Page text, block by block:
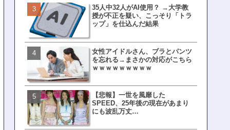
35人中32人がAI使用？ →大学教
授が不正を疑い、こっそり「トラ
ップ」を仕込んだ結果
女性アイドルさん、ブラとパンツ
を忘れる→まさかの対応がこちら
ｗｗｗｗｗｗｗｗｗ
【悲報】一世を風靡した
SPEED、25年後の現在があまり
にも波乱万丈…
皇族確保策、天皇陛下の一
界ピリつくｗｗｗ
文春、沖縄問題の"触れては
ない話"を暴露してしまうｗ
ｗｗｗｗｗ
ランサムウェア攻撃を受け
レイ、わずか10日で復旧し